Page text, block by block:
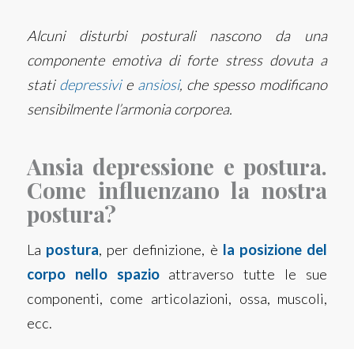
Alcuni disturbi posturali nascono da una
componente emotiva di forte stress dovuta a
stati depressivi e ansiosi, che spesso modificano
sensibilmente l’armonia corporea.
Ansia depressione e postura.
Come influenzano la nostra
postura?
La postura, per definizione, è la posizione del
corpo nello spazioattraverso tutte le sue
componenti, come articolazioni, ossa, muscoli,
ecc.